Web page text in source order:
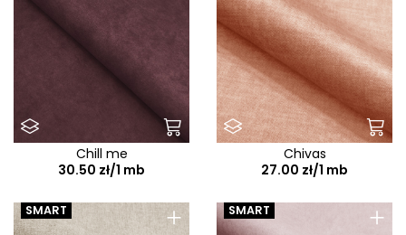
Chill me
30.50 zł/1 mb
Chivas
27.00 zł/1 mb
+
SMART +
SMART